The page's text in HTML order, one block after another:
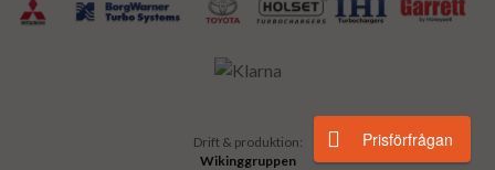
Drift & produktion:
Wikinggruppen
Prisförfrågan